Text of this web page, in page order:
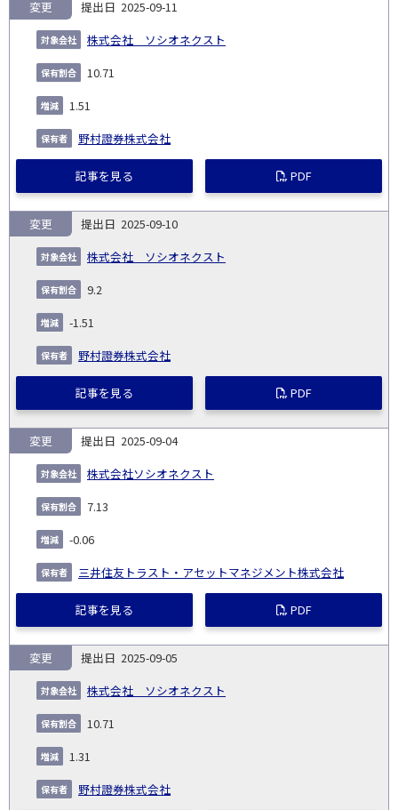
2025-09-11
株式会社 ソシオネクスト
変更
10.71
1.51
野村證券株式会社
記事を見る PDF
2025-09-10
株式会社 ソシオネクスト
変更
9.2
-1.51
野村證券株式会社
記事を見る PDF
2025-09-04
株式会社ソシオネクスト
変更
7.13
-0.06
三井住友トラスト・アセットマネジメント株式会社
記事を見る PDF
2025-09-05
株式会社 ソシオネクスト
変更
10.71
1.31
野村證券株式会社